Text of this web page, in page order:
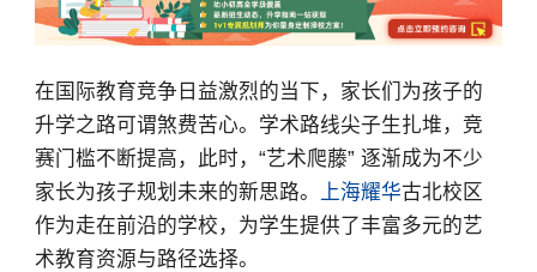
在国际教育竞争日益激烈的当下，家长们为孩子的
升学之路可谓煞费苦心。学术路线尖子生扎堆，竞
赛门槛不断提高，此时，“艺术爬藤” 逐渐成为不少
家长为孩子规划未来的新思路。 上海耀华古北校区
作为走在前沿的学校，为学生提供了丰富多元的艺
术教育资源与路径选择。